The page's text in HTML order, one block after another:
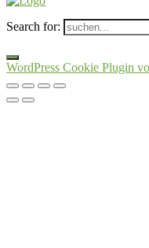
Search for:
WordPress Cookie Plugin